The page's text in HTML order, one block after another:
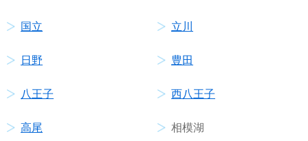
国立 立川
日野 豊田
八王子 西八王子
高尾 相模湖